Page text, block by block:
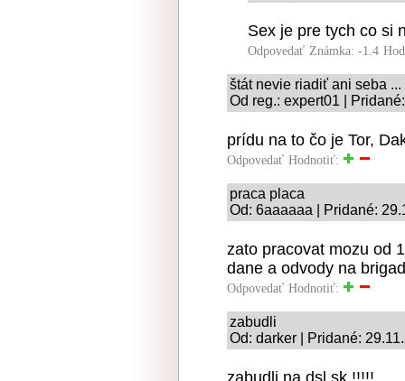
Sex je pre tych co si
Odpovedať Známka: -1.4
štát nevie riadiť ani seba ...
Od reg.: expert01 |
prídu na to čo je Tor,
Odpovedať Hodnotiť:
praca placa
Od: 6aaaaaa | Pridané:
zato pracovat mozu od
dane a odvody na
Odpovedať Hodnotiť:
zabudli
Od: darker | Pridané:
zabudli na dsl.sk !!!!!